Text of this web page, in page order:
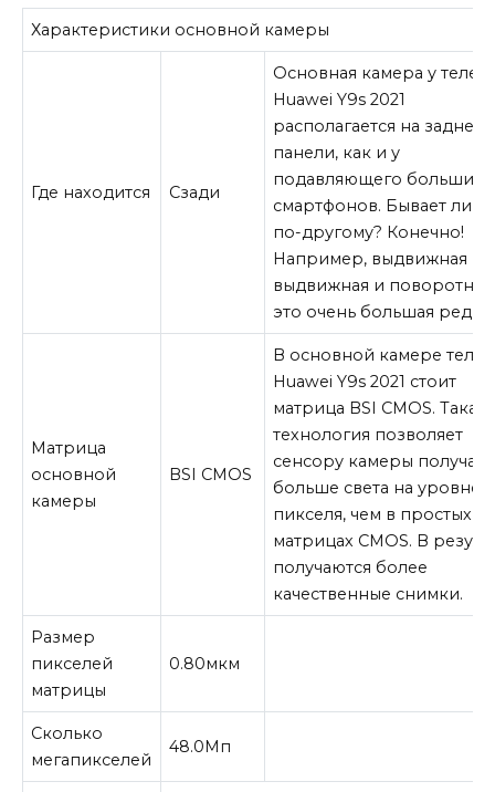
Характеристики основной камеры
Где находится Сзади
Основная камера у
Huawei Y9s 2021
располагается на задней
панели, как и у
подавляющего
смартфонов. Бывает ли
по-другому? Конечно!
Например, выдвижная
выдвижная и
это очень большая
Матрица
основной
камеры
BSI CMOS
В основной камере
Huawei Y9s 2021 стоит
матрица BSI CMOS. Такая
технология позволяет
сенсору камеры получать
больше света на уровне
пикселя, чем в простых
матрицах CMOS. В
получаются более
качественные снимки.
Размер
пикселей
матрицы
0.80мкм
Сколько
мегапикселей
48.0Мп